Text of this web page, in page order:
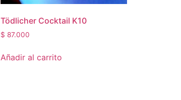
Tödlicher Cocktail K10
$ 87.000
Añadir al carrito